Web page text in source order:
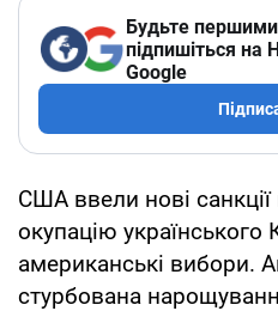
Будьте першими
підпишіться на
Google
США ввели нові санкції
окупацію українського
американські вибори.
стурбована